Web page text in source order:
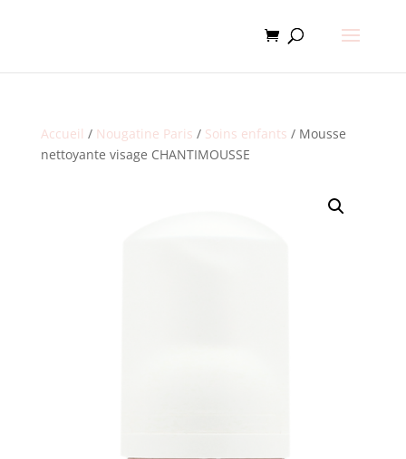
Accueil / Nougatine Paris / Soins enfants / Mousse
nettoyante visage CHANTIMOUSSE